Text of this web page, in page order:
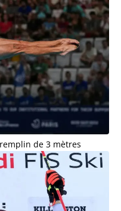
de 3 mètres